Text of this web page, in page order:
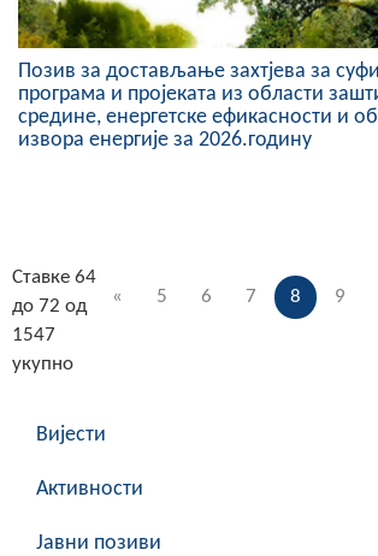
Позив за достављање захтјева за
програма и пројеката из области
средине, енергетске ефикасности и
извора енергије за 2026.годину
« 5 6 7 8 9
Ставке 64
до 72 од
1547
укупно
Вијести
Активности
Јавни позиви